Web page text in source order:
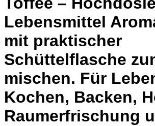
Lebensmittel
mit praktischer
Schüttelflasche
mischen. Für
Kochen, Backen,
Raumerfrischung